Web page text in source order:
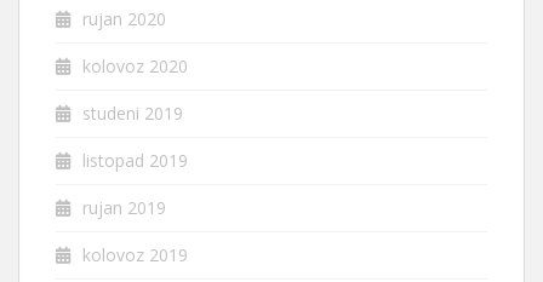
rujan 2020
kolovoz 2020
studeni 2019
listopad 2019
rujan 2019
kolovoz 2019